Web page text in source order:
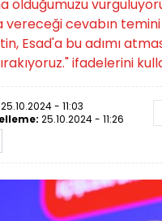
olduğumuzu
vereceği cevabın
Esad'a bu adımı
ifadelerini
25.10.2024 - 11:03
25.10.2024 - 11:26